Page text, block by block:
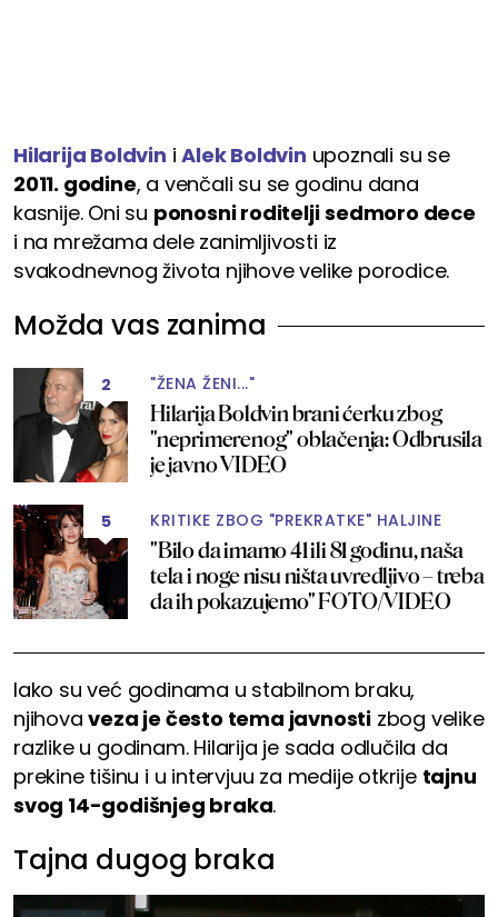
Hilarija Boldvin iAlek Boldvin upoznali su se
2011. godine, a venčali su se godinu dana
kasnije. Oni su ponosni roditeljisedmoro dece
i na mrežama dele zanimljivosti iz
svakodnevnog života njihove velike porodice.
Možda vas zanima
2 "ŽENA ŽENI..."
Hilarija Boldvin brani ćerku zbog
"neprimerenog" oblačenja: Odbrusila
je javno VIDEO
5 KRITIKE ZBOG "PREKRATKE" HALJINE
"Bilo da imamo 41 ili 81 godinu, naša
tela i noge nisu ništa uvredljivo – treba
da ih pokazujemo" FOTO/VIDEO
Iako su već godinama u stabilnom braku,
njihovaveza je često tema javnosti zbog velike
razlike u godinam. Hilarija je sada odlučila da
prekine tišinu i u intervjuu za medije otkrije tajnu
svog 14-godišnjeg braka.
Tajna dugog braka